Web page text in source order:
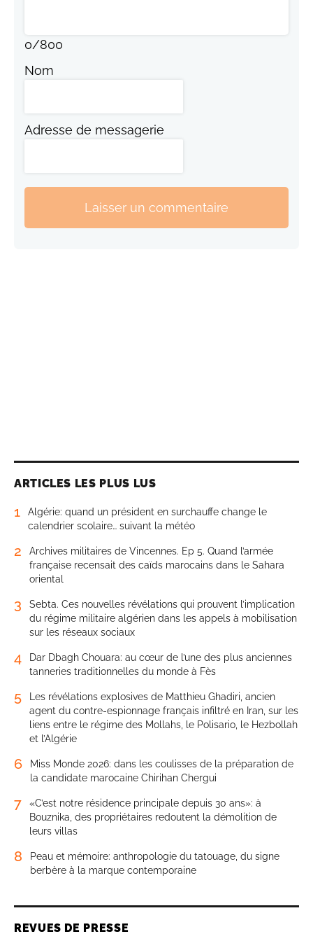
0/800
Nom
Adresse de messagerie
Laisser un commentaire
ARTICLES LES PLUS LUS
1
Algérie: quand un président en surchauffe change le
calendrier scolaire… suivant la météo
2
Archives militaires de Vincennes. Ep 5. Quand l’armée
française recensait des caïds marocains dans le Sahara
oriental
3
Sebta. Ces nouvelles révélations qui prouvent l’implication
du régime militaire algérien dans les appels à mobilisation
sur les réseaux sociaux
4
Dar Dbagh Chouara: au cœur de l’une des plus anciennes
tanneries traditionnelles du monde à Fès
5
Les révélations explosives de Matthieu Ghadiri, ancien
agent du contre-espionnage français infiltré en Iran, sur les
liens entre le régime des Mollahs, le Polisario, le Hezbollah
et l’Algérie
6
Miss Monde 2026: dans les coulisses de la préparation de
la candidate marocaine Chirihan Chergui
7
«C’est notre résidence principale depuis 30 ans»: à
Bouznika, des propriétaires redoutent la démolition de
leurs villas
8
Peau et mémoire: anthropologie du tatouage, du signe
berbère à la marque contemporaine
REVUES DE PRESSE